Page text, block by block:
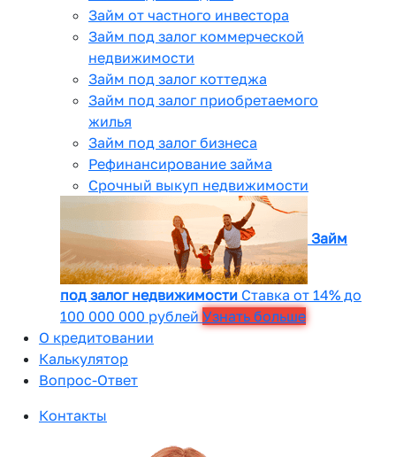
Займ от частного инвестора
Займ под залог коммерческой
недвижимости
Займ под залог коттеджа
Займ под залог приобретаемого
жилья
Займ под залог бизнеса
Рефинансирование займа
Срочный выкуп недвижимости
Займ
под залог недвижимости Ставка от 14% до
100 000 000 рублей Узнать больше
О кредитовании
Калькулятор
Вопрос-Ответ
Контакты